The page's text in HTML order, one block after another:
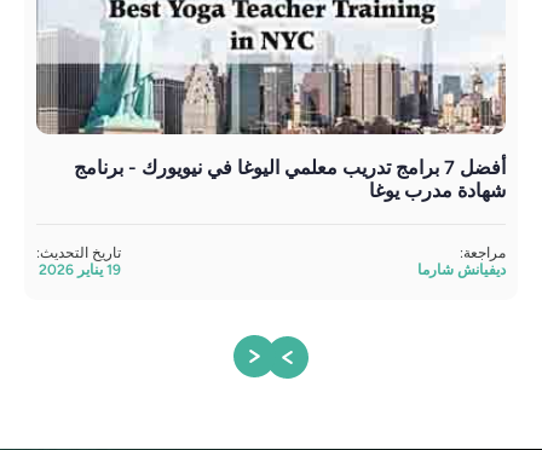
أفضل 7 برامج تدريب معلمي اليوغا في نيويورك - برنامج
شهادة مدرب يوغا
مراجعة:
ديفيانش شارما
تاريخ التحديث:
19 يناير 2026